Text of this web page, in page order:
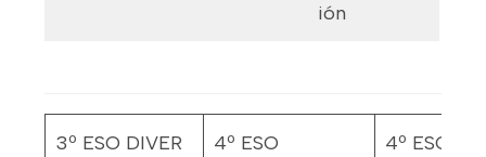
ión
3º ESO DIVER 4º ESO 4º ESO